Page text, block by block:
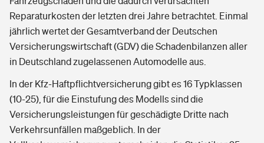
Reparaturkosten der letzten drei Jahre betrachtet. Einmal
jährlich wertet der Gesamtverband der Deutschen
Versicherungswirtschaft (GDV) die Schadenbilanzen aller
in Deutschland zugelassenen Automodelle aus.
In der Kfz-Haftpflichtversicherung gibt es 16 Typklassen
(10-25), für die Einstufung des Modells sind die
Versicherungsleistungen für geschädigte Dritte nach
Verkehrsunfällen maßgeblich. In der